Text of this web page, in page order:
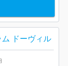
ム ドーヴィル